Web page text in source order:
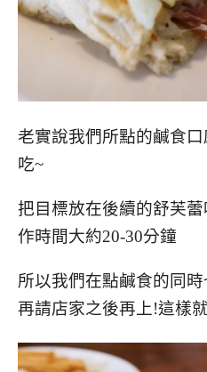
老實說我們所點的鹹食
吃~
把目標放在後續的舒芙
作時間大約20-30分鐘
所以我們在點鹹食的同
再請店家之後再上!這樣